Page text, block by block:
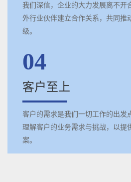
我们深信，企业的大力发展离不开
外行业伙伴建立合作关系，共同推
级。
04
客户至上
客户的需求是我们一切工作的出发
理解客户的业务需求与挑战，以提
案。